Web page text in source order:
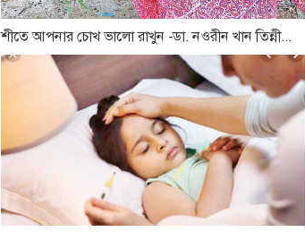
শীতে আপনার চোখ ভালো রাখুন -ডা. নওরীন খান তিন্নী...